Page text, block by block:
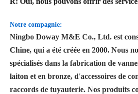
Notre compagnie:
Ningbo Doway M&E Co., Ltd. est
Chine, qui a été créée en 2000. Nous
spécialisés dans la fabrication de
laiton et en bronze, d'accessoires de
raccords de tuyauterie. Nos produits